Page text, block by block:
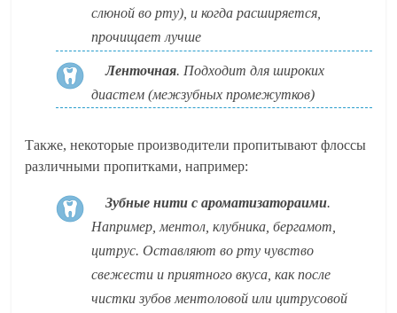
слюной во рту), и когда расширяется,
прочищает лучше
Ленточная. Подходит для широких
диастем (межзубных промежутков)
Также, некоторые производители пропитывают флоссы
различными пропитками, например:
Зубные нити с ароматизатораими.
Например, ментол, клубника, бергамот,
цитрус. Оставляют во рту чувство
свежести и приятного вкуса, как после
чистки зубов ментоловой или цитрусовой